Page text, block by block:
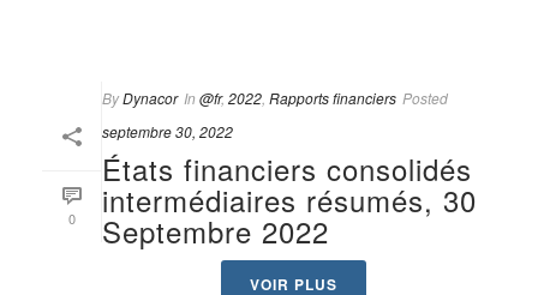
0
ByDynacor In @fr, 2022 Rapports financiers Posted
septembre 30, 2022
États financiers consolidés
intermédiaires résumés, 30
Septembre 2022
VOIR PLUS